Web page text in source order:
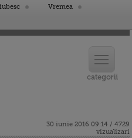
Vremea
30 iunie 2016 09:14 / 4729
vizualizari